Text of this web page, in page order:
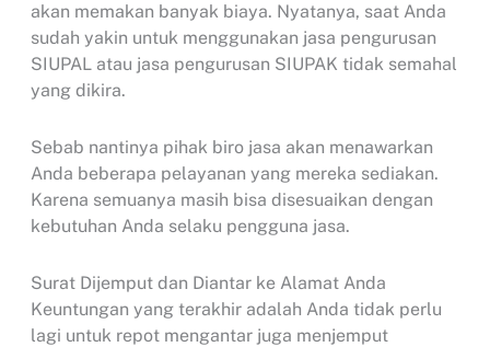
akan memakan banyak biaya. Nyatanya, saat Anda
sudah yakin untuk menggunakan jasa pengurusan
SIUPAL atau jasa pengurusan SIUPAK tidak semahal
yang dikira.
Sebab nantinya pihak biro jasa akan menawarkan
Anda beberapa pelayanan yang mereka sediakan.
Karena semuanya masih bisa disesuaikan dengan
kebutuhan Anda selaku pengguna jasa.
Surat Dijemput dan Diantar ke Alamat Anda
Keuntungan yang terakhir adalah Anda tidak perlu
lagi untuk repot mengantar juga menjemput